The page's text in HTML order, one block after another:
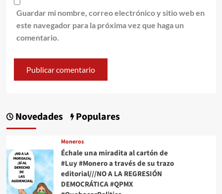
Guardar mi nombre, correo electrónico y sitio web en
este navegador para la próxima vez que haga un
comentario.
Novedades Populares
Moneros
Échale una miradita al cartón de
#Luy #Monero a través de su trazo
editorial///NO A LA REGRESIÓN
DEMOCRÁTICA #QPMX